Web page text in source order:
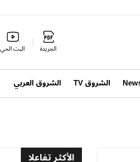
الجريدة البث الحي
الشروق TV الشروق العربي
الأكثر تفاعلا